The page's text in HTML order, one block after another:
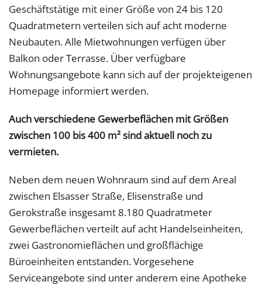
Geschäftstätige mit einer Größe von 24 bis 120
Quadratmetern verteilen sich auf acht moderne
Neubauten. Alle Mietwohnungen verfügen über
Balkon oder Terrasse. Über verfügbare
Wohnungsangebote kann sich auf der projekteigenen
Homepage informiert werden.
Auch verschiedene Gewerbeflächen mit Größen
zwischen 100 bis 400 m² sind aktuell noch zu
vermieten.
Neben dem neuen Wohnraum sind auf dem Areal
zwischen Elsasser Straße, Elisenstraße und
Gerokstraße insgesamt 8.180 Quadratmeter
Gewerbeflächen verteilt auf acht Handelseinheiten,
zwei Gastronomieflächen und großflächige
Büroeinheiten entstanden. Vorgesehene
Serviceangebote sind unter anderem eine Apotheke